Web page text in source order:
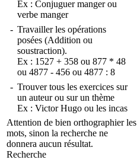
Ex : Conjuguer mangerou
verbe manger
- Travailler les opérations
posées (Addition ou
soustraction).
Ex : 1527 + 358 ou 877 * 48
ou 4877 - 456 ou 4877 : 8
- Trouver tous les exercices sur
un auteur ou sur un thème
Ex : Victor Hugo ou les incas
Attention de bien orthographier les
mots, sinon la recherche ne
donnera aucun résultat.
Recherche